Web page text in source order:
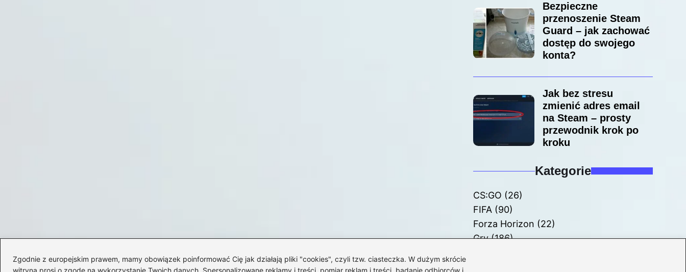
Zgodnie z europejskim prawem, mamy obowiązek poinformować Cię jak działają pliki "cookies", czyli tzw. ciasteczka. W dużym skrócie
witryna prosi o zgodę na wykorzystanie Twoich danych. Spersonalizowane reklamy i treści, pomiar reklam i treści, badanie odbiorców i
Bezpieczne
przenoszenie Steam
Guard – jak zachować
dostęp do swojego
konta?
Jak bez stresu
zmienić adres email
na Steam – prosty
przewodnik krok po
kroku
Kategorie
CS:GO (26)
FIFA(90)
Forza Horizon (22)
Gry(186)